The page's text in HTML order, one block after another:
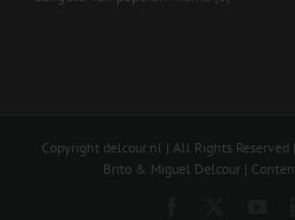
Copyright delcour.nl | All Rights
Brito & Miguel Delcour |